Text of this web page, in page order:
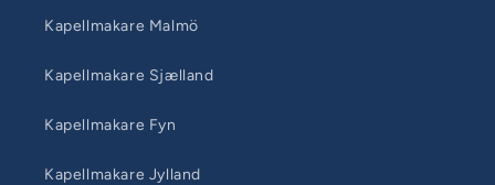
Kapellmakare Malmö
Kapellmakare Sjælland
Kapellmakare Fyn
Kapellmakare Jylland